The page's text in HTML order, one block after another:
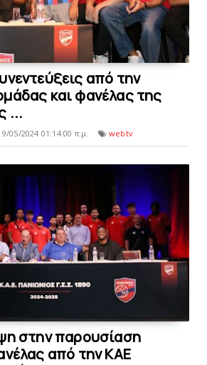
από την
και φανέλας της
...
9/05/2024 01:14:00 π.μ. webtv
στην παρουσίαση
από την KAE